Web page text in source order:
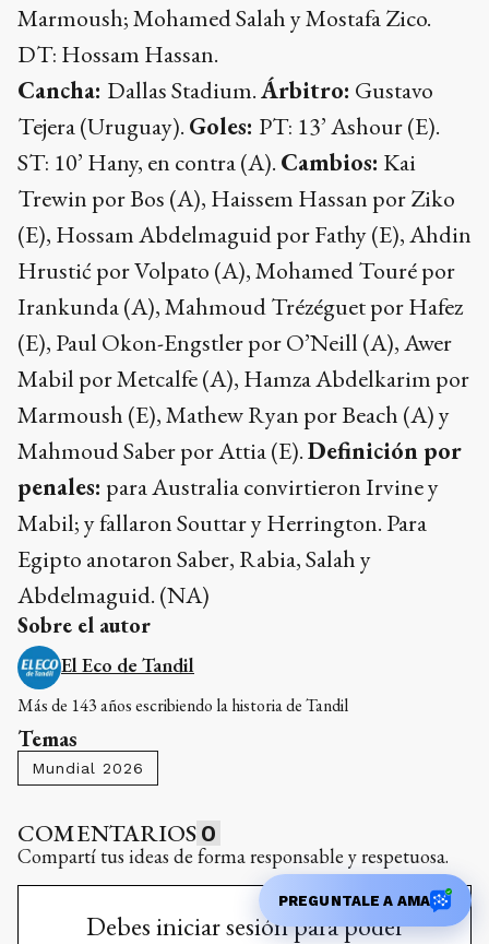
Marmoush; Mohamed Salah y Mostafa Zico.
DT: Hossam Hassan.
Cancha: Dallas Stadium.Árbitro: Gustavo
Tejera (Uruguay). Goles: PT: 13’ Ashour (E).
ST: 10’ Hany, en contra (A). Cambios: Kai
Trewin por Bos (A), Haissem Hassan por Ziko
(E), Hossam Abdelmaguid por Fathy (E), Ahdin
Hrustić por Volpato (A), Mohamed Touré por
Irankunda (A), Mahmoud Trézéguet por Hafez
(E), Paul Okon-Engstler por O’Neill (A), Awer
Mabil por Metcalfe (A), Hamza Abdelkarim por
Marmoush (E), Mathew Ryan por Beach (A) y
Mahmoud Saber por Attia (E).Definición por
penales: para Australia convirtieron Irvine y
Mabil; y fallaron Souttar y Herrington. Para
Egipto anotaron Saber, Rabia, Salah y
Abdelmaguid. (NA)
Sobre el autor
El Eco de Tandil
Más de 143 años escribiendo la historia de Tandil
Temas
Mundial 2026
COMENTARIOS 0
Compartí tus ideas de forma responsable y respetuosa.
Debes iniciar sesión para poder
PREGUNTALE A AMA